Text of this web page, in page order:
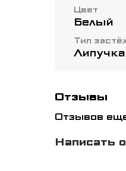
Цвет
Белый
Тип
Липучка
Отзывы
Отзывов
Написать